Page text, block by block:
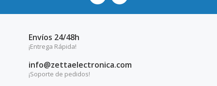
Envíos 24/48h
¡Entrega Rápida!
info@zettaelectronica.com
¡Soporte de pedidos!